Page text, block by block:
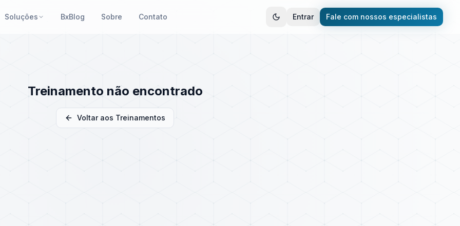
Soluções BxBlog Sobre Contato Entrar Fale com nossos especialistas
Treinamento não encontrado
Voltar aos Treinamentos